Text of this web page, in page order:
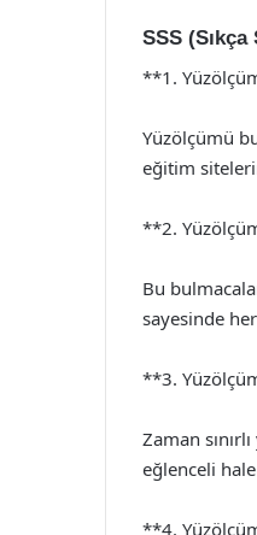
SSS
**1.
Yüzölçümü
eğitim
**2.
Bu
sayesinde
**3.
Zaman
eğlenceli
**4.